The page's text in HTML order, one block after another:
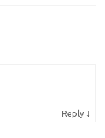
Reply ↓